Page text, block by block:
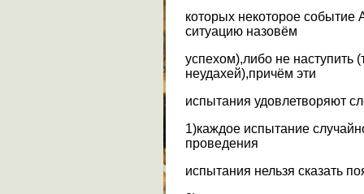
которых некоторое событие
ситуацию назовём
успехом),либо не наступить
неудаxей),причём эти
испытания удовлетворяют
1)каждое испытание
проведения
испытания нельзя сказать